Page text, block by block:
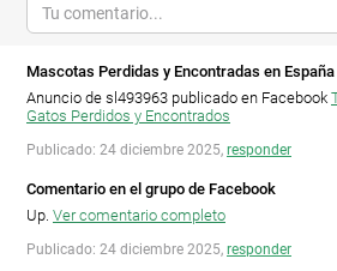
Mascotas Perdidas y Encontradas en España
Anuncio de sl493963 publicado en Facebook
Gatos Perdidos y Encontrados
Publicado: 24 diciembre 2025, responder
Comentario en el grupo de Facebook
Up. Ver comentario completo
Publicado: 24 diciembre 2025, responder